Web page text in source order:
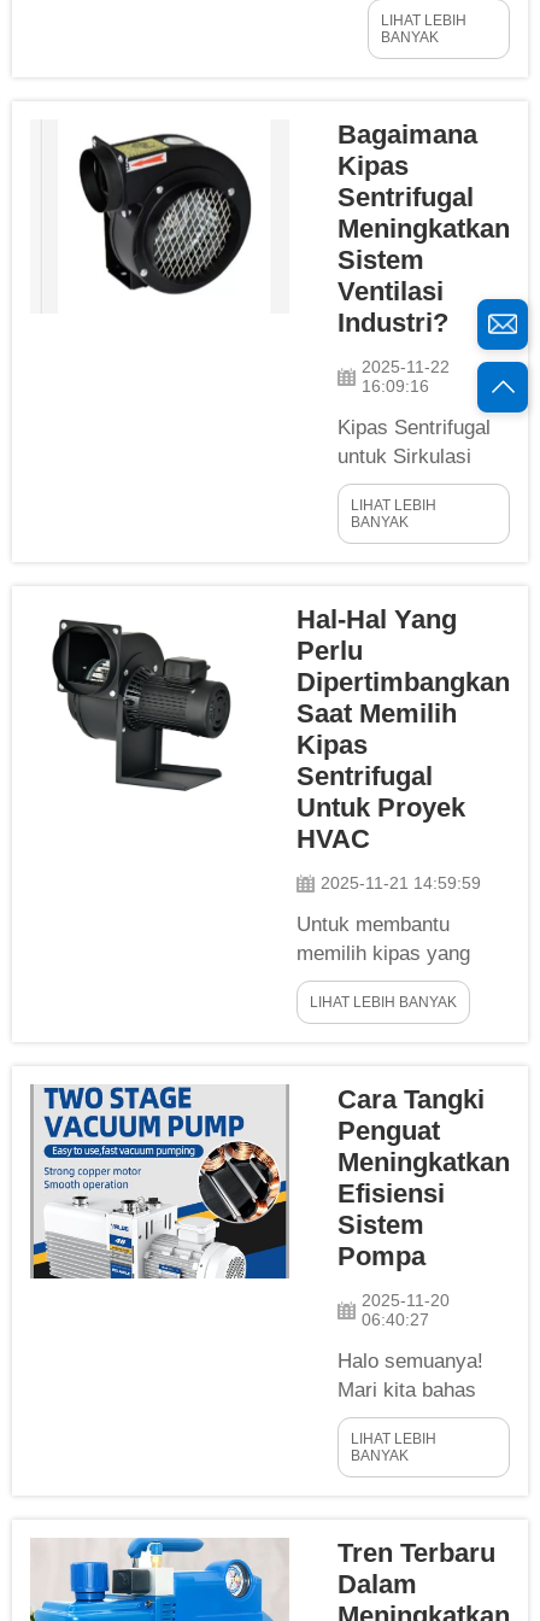
melengkung ke
belakang
adalah jenis
sangat cocok
untuk aplikasi
semacam ini.
Untuk sistem
udara bersih...
komponen yang
sangat penting
keamanan
pabrik serta
fasilitas industri
kita. Sistem
pengumpul
debu terdiri dari
kipas-kipas
Pelajari sedikit
tentang cara
kipas blower
sentrifugal
menjaga
kebersihan
udara dan
LIHAT LEBIH
BANYAK
Bagaimana
Kipas
Sentrifugal
Meningkatkan
Sistem
Ventilasi
Industri?
2025-11-22
16:09:16
Kipas Sentrifugal
untuk Sirkulasi
Udara di
Lingkungan
Industri: Ketika
ruang industri agar
aman dan nyaman
bagi para pekerja,
ventilasi
memegang
peranan vital.
Secara sederhana,
sistem ventilasi
sirkulasi udara di...
LIHAT LEBIH
BANYAK
Hal-Hal Yang
Perlu
Dipertimbangkan
Saat Memilih
Kipas
Sentrifugal
Untuk Proyek
HVAC
2025-11-21 14:59:59
Untuk membantu
memilih kipas yang
tepat untuk aplikasi
Pemanas, Ventilasi,
dengan
mempertimbangkan
konsekuensinya.
Memilih kipas
sentrifugal yang tepat
dapat memberikan
dampak signifikan
terhadap kinerja sistem
HVAC Anda. Berikut
beberapa poin ...
LIHAT LEBIH BANYAK
Cara Tangki
Penguat
Meningkatkan
Efisiensi
Sistem
Pompa
2025-11-20
06:40:27
Halo semuanya!
Mari kita bahas
hari ini tentang
cara tangki
penguat dapat
sistem pompa.
Tangki ini seperti
LIHAT LEBIH
BANYAK
Tren Terbaru
Dalam